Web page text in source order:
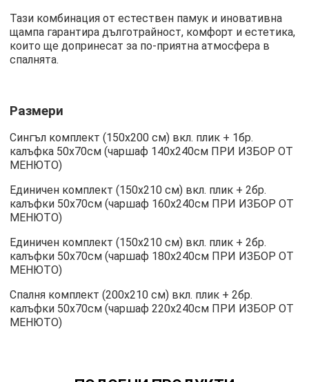
Тази комбинация от естествен памук и иновативна
щампа гарантира дълготрайност, комфорт и естетика,
които ще допринесат за по-приятна атмосфера в
спалнята.
Размери
Сингъл комплект (150х200 см) вкл. плик + 1бр.
калъфка 50х70см (чаршаф 140х240см ПРИ ИЗБОР ОТ
МЕНЮТО)
Единичен комплект (150х210 см) вкл. плик + 2бр.
калъфки 50х70см (чаршаф 160х240см ПРИ ИЗБОР ОТ
МЕНЮТО)
Единичен комплект (150х210 см) вкл. плик + 2бр.
калъфки 50х70см (чаршаф 180х240см ПРИ ИЗБОР ОТ
МЕНЮТО)
Спалня комплект (200х210 см) вкл. плик + 2бр.
калъфки 50х70см (чаршаф 220х240см ПРИ ИЗБОР ОТ
МЕНЮТО)